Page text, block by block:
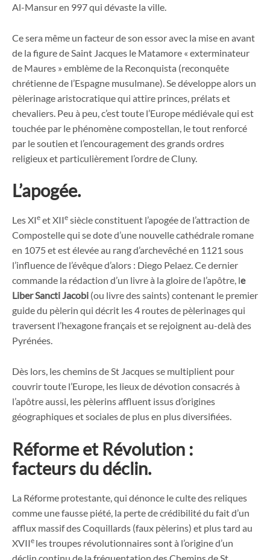
Al-Mansur en 997 qui dévaste la ville.
Ce sera même un facteur de son essor avec la mise en avant
de la figure de Saint Jacques le Matamore « exterminateur
de Maures » emblème de la Reconquista (reconquête
chrétienne de l’Espagne musulmane). Se développe alors un
pèlerinage aristocratique qui attire princes, prélats et
chevaliers. Peu à peu, c’est toute l’Europe médiévale qui est
touchée par le phénomène compostellan, le tout renforcé
par le soutien et l’encouragement des grands ordres
religieux et particulièrement l’ordre de Cluny.
L’apogée.
Les XIe et XIIe siècle constituent l’apogée de l’attraction de
Compostelle qui se dote d’une nouvelle cathédrale romane
en 1075 et est élevée au rang d’archevêché en 1121 sous
l’influence de l’évêque d’alors : Diego Pelaez. Ce dernier
commande la rédaction d’un livre à la gloire de l’apôtre, le
Liber Sancti Jacobi (ou livre des saints) contenant le premier
guide du pèlerin qui décrit les 4 routes de pèlerinages qui
traversent l’hexagone français et se rejoignent au-delà des
Pyrénées.
Dès lors, les chemins de St Jacques se multiplient pour
couvrir toute l’Europe, les lieux de dévotion consacrés à
l’apôtre aussi, les pèlerins affluent issus d’origines
géographiques et sociales de plus en plus diversifiées.
Réforme et Révolution :
facteurs du déclin.
La Réforme protestante, qui dénonce le culte des reliques
comme une fausse piété, la perte de crédibilité du fait d’un
afflux massif des Coquillards (faux pèlerins) et plus tard au
XVIIe les troupes révolutionnaires sont à l’origine d’un
déclin continu de la fréquentation des Chemins de St